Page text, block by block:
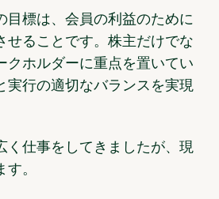
目標は、会員の利益のために
せることです。株主だけでな
クホルダーに重点を置いてい
実行の適切なバランスを実現
く仕事をしてきましたが、現
。